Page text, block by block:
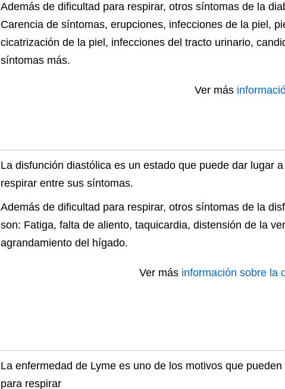
Además de dificultad para respirar, otros síntomas de la
Carencia de síntomas, erupciones, infecciones de la piel,
cicatrización de la piel, infecciones del tracto urinario,
síntomas más.
Ver más
La disfunción diastólica es un estado que puede dar lugar
respirar entre sus síntomas.
Además de dificultad para respirar, otros síntomas de la
son: Fatiga, falta de aliento, taquicardia, distensión de la
agrandamiento del hígado.
Ver más información sobre la
La enfermedad de Lyme es uno de los motivos que
para respirar